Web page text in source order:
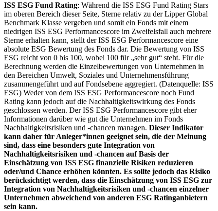
ISS ESG Fund Rating: Während die ISS ESG Fund Rating Stars
im oberen Bereich dieser Seite, Sterne relativ zu der Lipper Global
Benchmark Klasse vergeben und somit ein Fonds mit einem
niedrigen ISS ESG Performancescore im Zweifelsfall auch mehrere
Sterne erhalten kann, stellt der ISS ESG Performancescore eine
absolute ESG Bewertung des Fonds dar. Die Bewertung von ISS
ESG reicht von 0 bis 100, wobei 100 für „sehr gut“ steht. Für die
Berechnung werden die Einzelbewertungen von Unternehmen in
den Bereichen Umwelt, Soziales und Unternehmensführung
zusammengeführt und auf Fondsebene aggregiert. (Datenquelle: ISS
ESG) Weder von dem ISS ESG Performancescore noch Fund
Rating kann jedoch auf die Nachhaltigkeitswirkung des Fonds
geschlossen werden. Der ISS ESG Performancescore gibt eher
Informationen darüber wie gut die Unternehmen im Fonds
Nachhaltigkeitsrisiken und -chancen managen. Dieser Indikator
kann daher für Anleger*innen geeignet sein, die der Meinung
sind, dass eine besonders gute Integration von
Nachhaltigkeitsrisiken und -chancen auf Basis der
Einschätzung von ISS ESG finanzielle Risiken reduzieren
oder/und Chance erhöhen könnten. Es sollte jedoch das Risiko
berücksichtigt werden, dass die Einschätzung von ISS ESG zur
Integration von Nachhaltigkeitsrisiken und -chancen einzelner
Unternehmen abweichend von anderen ESG Ratinganbietern
sein kann.